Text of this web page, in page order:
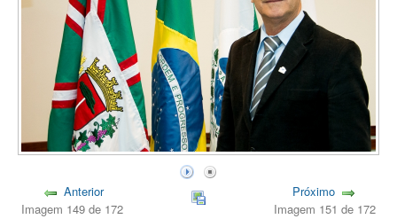
Anterior
Imagem 149 de 172
Próximo
Imagem 151 de 172